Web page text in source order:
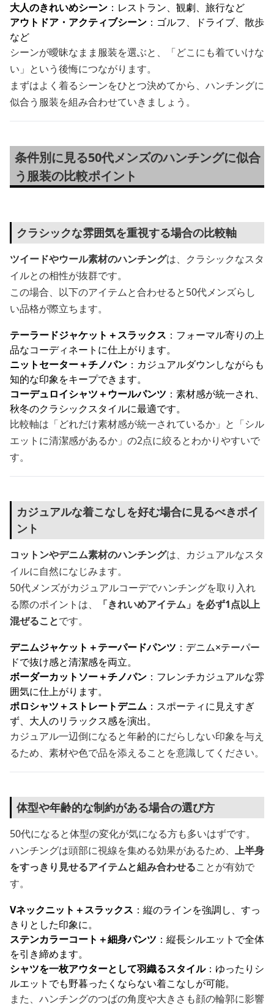
大人のきれいめシーン ：レストラン、観劇、旅行など
アウトドア・アクティブシーン ：ゴルフ、ドライブ、散歩
など
シーンが曖昧なまま服装を選ぶと、「どこにも着ていけな
い」という後悔につながります。
まずはよく着るシーンをひとつ決めてから、ハンチングに
似合う服装を組み合わせていきましょう。
条件別に見る50代メンズのハンチングに似合
う服装の比較ポイント
クラシックな雰囲気を重視する場合の比較軸
ツイードやウール素材のハンチングは、クラシックなスタ
イルとの相性が抜群です。
この場合、以下のアイテムと合わせると50代メンズらし
い品格が際立ちます。
テーラードジャケット＋スラックス ：フォーマル寄りの上
品なコーディネートに仕上がります。
ニットセーター＋チノパン ：カジュアルダウンしながらも
知的な印象をキープできます。
コーデュロイシャツ＋ウールパンツ ：素材感が統一され、
秋冬のクラシックスタイルに最適です。
比較軸は「どれだけ素材感が統一されているか」と「シル
エットに清潔感があるか」の2点に絞るとわかりやすいで
す。
カジュアルな着こなしを好む場合に見るべきポイ
ント
コットンやデニム素材のハンチングは、カジュアルなスタ
イルに自然になじみます。
50代メンズがカジュアルコーデでハンチングを取り入れ
る際のポイントは、
「きれいめアイテム」を必ず1点以上
混ぜることです。
デニムジャケット＋テーパードパンツ ：デニム×テーパー
ドで抜け感と清潔感を両立。
ボーダーカットソー＋チノパン ：フレンチカジュアルな雰
囲気に仕上がります。
ポロシャツ＋ストレートデニム ：スポーティに見えすぎ
ず、大人のリラックス感を演出。
カジュアル一辺倒になると年齢的にだらしない印象を与え
るため、素材や色で品を添えることを意識してください。
体型や年齢的な制約がある場合の選び方
50代になると体型の変化が気になる方も多いはずです。
ハンチングは頭部に視線を集める効果があるため、 上半身
をすっきり見せるアイテムと組み合わせることが有効で
す。
Vネックニット＋スラックス ：縦のラインを強調し、すっ
きりとした印象に。
ステンカラーコート＋細身パンツ ：縦長シルエットで全体
を引き締めます。
シャツを一枚アウターとして羽織るスタイル：ゆったりシ
ルエットでも野暮ったくならない着こなしが可能。
また、ハンチングのつばの角度や大きさも顔の輪郭に影響